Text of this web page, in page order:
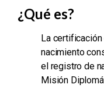
¿Qué es?
La
nacimiento
el registro de
Misión